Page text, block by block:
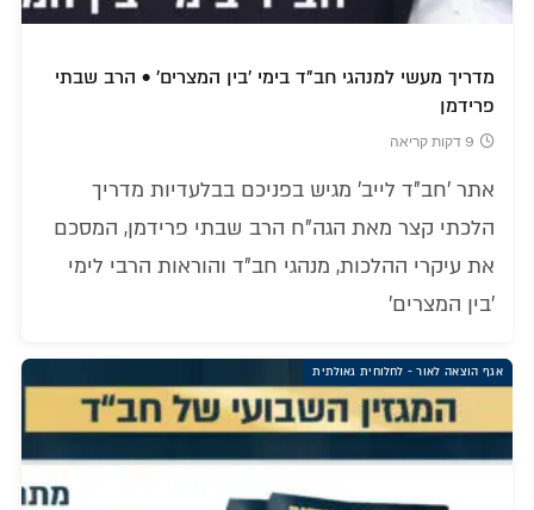
מדריך מעשי למנהגי חב"ד בימי 'בין המצרים' • הרב שבתי
פרידמן
9 דקות קריאה
אתר 'חב"ד לייב' מגיש בפניכם בבלעדיות מדריך
הלכתי קצר מאת הגה"ח הרב שבתי פרידמן, המסכם
את עיקרי ההלכות, מנהגי חב"ד והוראות הרבי לימי
'בין המצרים'
אגף הוצאה לאור - לחלוחית גאולתית